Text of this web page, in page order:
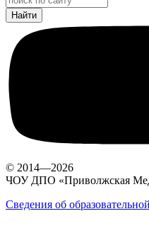
© 2014—2026
ЧОУ ДПО «Приволжская
Сведения об